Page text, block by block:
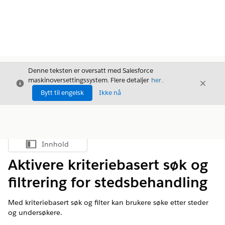
Avslutt
Denne teksten er oversatt med Salesforce
maskinoversettingssystem. Flere detaljer her.
Bytt til engelsk
Ikke nå
Avslutt
Vis innholdsfortegnelse
Innhold
Aktivere kriteriebasert søk og
filtrering for stedsbehandling
Med kriteriebasert søk og filter kan brukere søke etter steder
og undersøkere.